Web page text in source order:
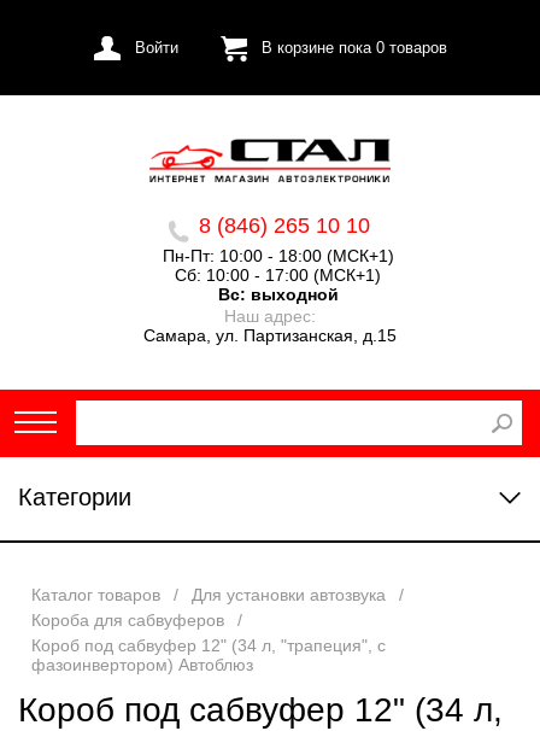
Войти В корзине пока 0товаров
8 (846) 265 10 10
Пн-Пт: 10:00 - 18:00 (МСК+1)
Сб: 10:00 - 17:00 (МСК+1)
Вс: выходной
Наш адрес:
Самара, ул. Партизанская, д.15
Категории
Каталог товаров / Для установки автозвука
/
Короба для сабвуферов
/
Короб под сабвуфер 12" (34 л, "трапеция", с
фазоинвертором) Автоблюз
Короб под сабвуфер 12" (34 л,